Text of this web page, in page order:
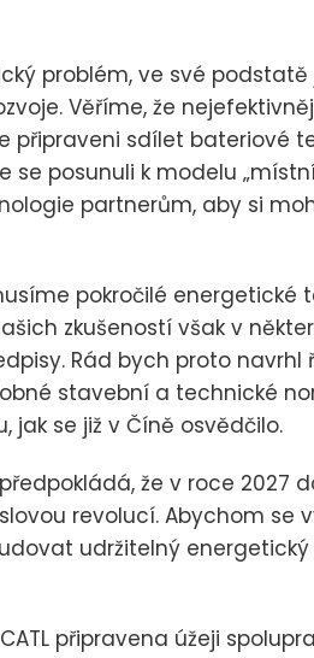
problém, ve své podstatě
Věříme, že
připraveni sdílet bateriové
se posunuli k modelu
partnerům, aby si
pokročilé energetické
zkušeností však v
Rád bych proto navrhl
stavební a technické
jak se již v Číně osvědčilo.
že v roce 2027
revolucí. Abychom se
udržitelný energetický
připravena úžeji